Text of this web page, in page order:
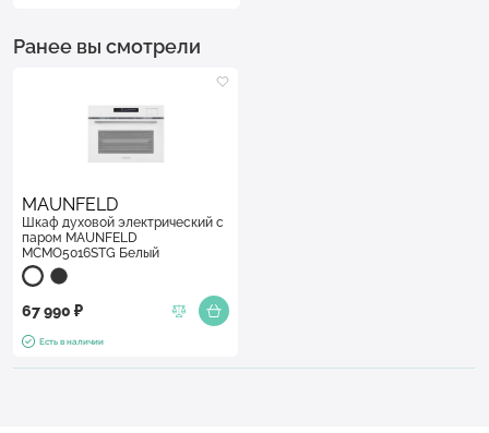
Ранее вы смотрели
MAUNFELD
Шкаф духовой электрический с
паром MAUNFELD
MCMO5016STG Белый
67 990 ₽
Есть в наличии